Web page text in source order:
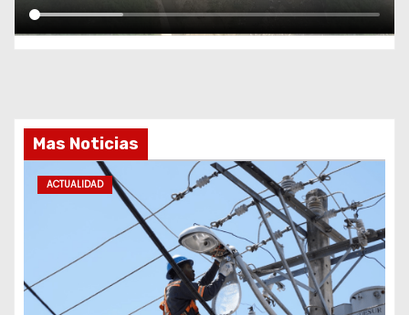
Mas Noticias
ACTUALIDAD